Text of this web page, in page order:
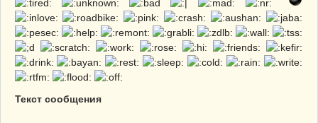
Текст сообщения